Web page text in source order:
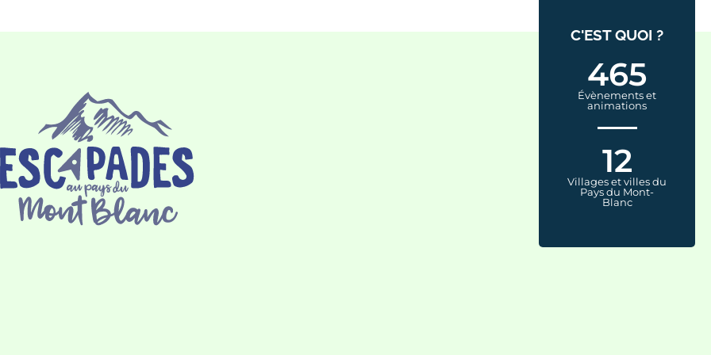
C'EST QUOI ?
465
Évènements et
animations
12
Villages et villes du
Pays du Mont-
Blanc